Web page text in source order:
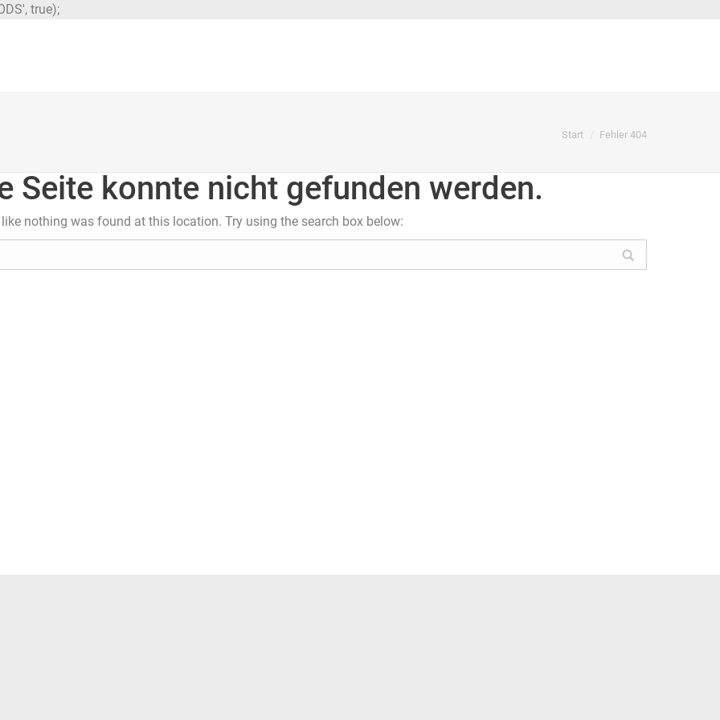
true);
Start Fehler 404
Seite konnte nicht gefunden werden.
nothing was found at this location. Try using the search box below: